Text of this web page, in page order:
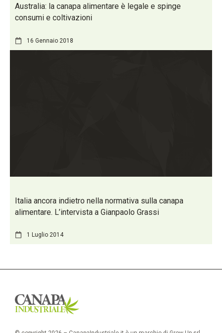
Australia: la canapa alimentare è legale e spinge
consumi e coltivazioni
16 Gennaio 2018
Italia ancora indietro nella normativa sulla canapa
alimentare. L’intervista a Gianpaolo Grassi
1 Luglio 2014